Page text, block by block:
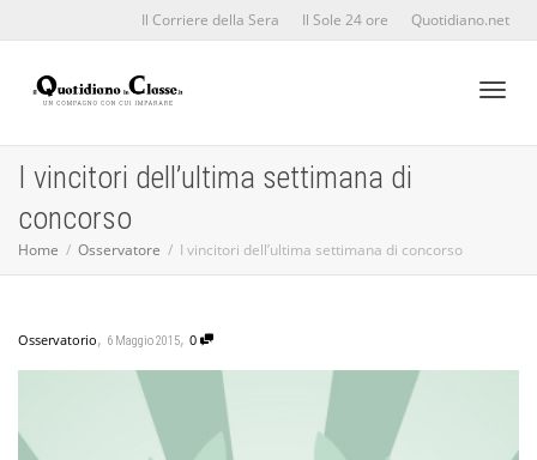
Il Corriere della Sera Il Sole 24 ore Quotidiano.net
I vincitori dell’ultima settimana di
concorso
Home Osservatore I vincitori dell’ultima settimana di concorso
Osservatorio, 6 Maggio 2015, 0